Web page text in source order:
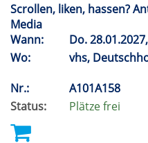
Scrollen, liken, hassen?
Media
Wann:
Do.
Wo:
vhs,
Nr.:
A101A158
Status:
Plätze frei